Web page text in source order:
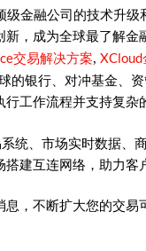
级金融公司的技术升
新，成为全球最了解
交易解决方案,
的银行、对冲基金、
工作流程并支持复杂
统、市场实时数据、
建互连网络，助力客
息，不断扩大您的交易